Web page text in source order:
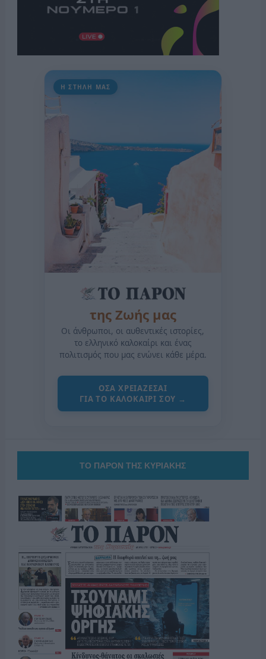
Η ΣΤΗΛΗ ΜΑΣ
της Ζωής μας
Οι άνθρωποι, οι αυθεντικές ιστορίες,
το ελληνικό καλοκαίρι και ένας
πολιτισμός που μας ενώνει κάθε μέρα.
ΟΣΑ ΧΡΕΙΑΖΕΣΑΙ
ΓΙΑ ΤΟ ΚΑΛΟΚΑΙΡΙ ΣΟΥ →
ΤΟ ΠΑΡΟΝ ΤΗΣ ΚΥΡΙΑΚΗΣ